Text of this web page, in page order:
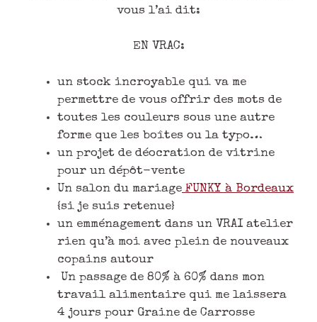
vous l’ai dit:
EN VRAC:
un stock incroyable qui va me
permettre de vous offrir des mots de
toutes les couleurs sous une autre
forme que les boîtes ou la typo…
un projet de déocration de vitrine
pour un dépôt-vente
Un salon du mariage FUNKY à Bordeaux
{si je suis retenue}
un emménagement dans un VRAI atelier
rien qu’à moi avec plein de nouveaux
copains autour
Un passage de 80% à 60% dans mon
travail alimentaire qui me laissera
4 jours pour Graine de Carrosse